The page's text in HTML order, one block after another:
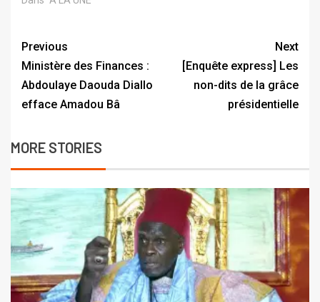
Previous
Ministère des Finances :
Abdoulaye Daouda Diallo
efface Amadou Bâ
Next
[Enquête express] Les
non-dits de la grâce
présidentielle
MORE STORIES